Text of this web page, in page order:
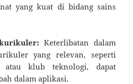
yang kuat di bidang sains
Keterlibatan dalam
yang relevan, seperti
atau klub teknologi, dapat
dalam aplikasi.